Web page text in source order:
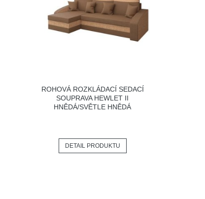
ROHOVÁ ROZKLÁDACÍ SEDACÍ
SOUPRAVA HEWLET II
HNĚDÁ/SVĚTLE HNĚDÁ
DETAIL PRODUKTU